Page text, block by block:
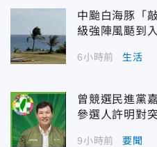
中颱白海豚「
級強陣風颳到
6小時前 生活
曾競選民進黨
參選人許明對
9小時前 要聞